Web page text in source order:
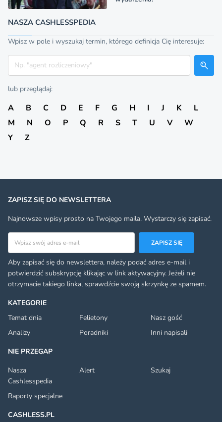
NASZA CASHLESSPEDIA
Wpisz w pole i wyszukaj termin, którego definicja Cię interesuje:
Szukaj
lub przeglądaj:
A B C D E F G H I J K
L
M
N O P Q R S T U V
W
Y
Z
KATEGORIE
Temat dnia
Felietony
Nasz gość
Analizy
Poradniki
Inni napisali
NIE PRZEGAP
Nasza
Cashlesspedia
Alert Szukaj
Raporty specjalne
CASHLESS.PL
ZAPISZ SIĘ DO NEWSLETTERA
Najnowsze wpisy prosto na Twojego maila. Wystarczy się zapisać.
ZAPISZ SIĘ
Aby zapisać się do newslettera, należy podać adres e-mail i
potwierdzić subskrypcję klikając w link aktywacyjny. Jeżeli nie
otrzymacie takiego linka, sprawdźcie swoją skrzynkę ze spamem.